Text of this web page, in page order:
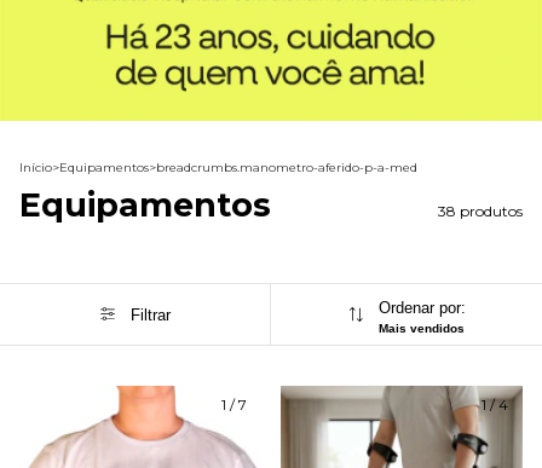
Início>Equipamentos>breadcrumbs.manometro-aferido-p-a-med
Equipamentos 38 produtos
Filtrar Ordenar por:
Mais vendidos
1 /7 1/4